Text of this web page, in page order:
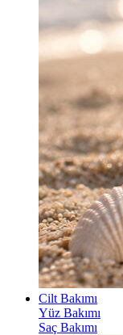
Cilt Bakımı
Yüz Bakımı
Saç Bakımı